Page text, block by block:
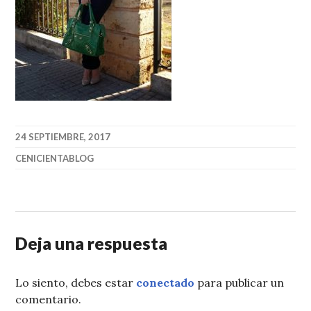
24 SEPTIEMBRE, 2017
CENICIENTABLOG
Deja una respuesta
Lo siento, debes estar conectado para publicar un
comentario.